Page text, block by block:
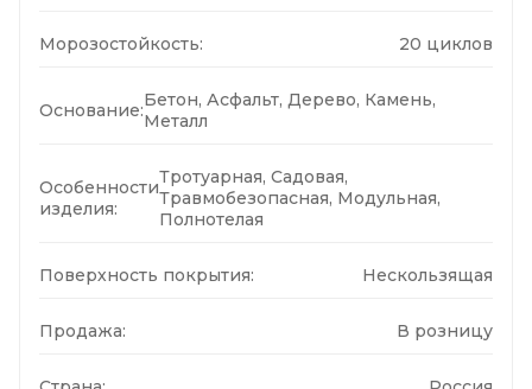
Морозостойкость: 20 циклов
Основание:Бетон, Асфальт, Дерево, Камень,
Металл
Особенности
изделия:
Тротуарная, Садовая,
Травмобезопасная, Модульная,
Полнотелая
Поверхность покрытия: Нескользящая
Продажа: В розницу